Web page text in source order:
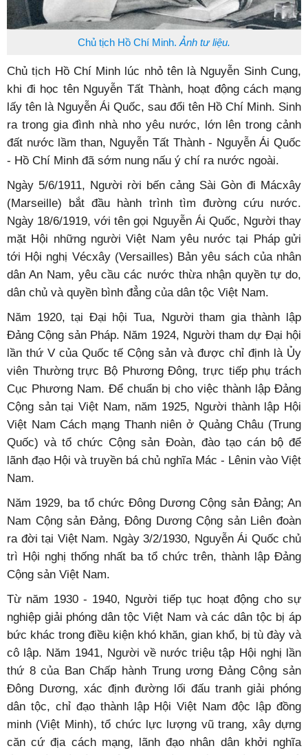
Chủ tịch Hồ Chí Minh. Ảnh tư liệu.
Chủ tịch Hồ Chí Minh lúc nhỏ tên là Nguyễn Sinh Cung,
khi đi học tên Nguyễn Tất Thành, hoạt động cách mạng
lấy tên là Nguyễn Ái Quốc, sau đổi tên Hồ Chí Minh. Sinh
ra trong gia đình nhà nho yêu nước, lớn lên trong cảnh
đất nước lầm than, Nguyễn Tất Thành - Nguyễn Ái Quốc
- Hồ Chí Minh đã sớm nung nấu ý chí ra nước ngoài.
Ngày 5/6/1911, Người rời bến cảng Sài Gòn đi Mácxây
(Marseille) bắt đầu hành trình tìm đường cứu nước.
Ngày 18/6/1919, với tên gọi Nguyễn Ái Quốc, Người thay
mặt Hội những người Việt Nam yêu nước tại Pháp gửi
tới Hội nghị Vécxây (Versailles) Bản yêu sách của nhân
dân An Nam, yêu cầu các nước thừa nhận quyền tự do,
dân chủ và quyền bình đẳng của dân tộc Việt Nam.
Năm 1920, tại Đại hội Tua, Người tham gia thành lập
Đảng Cộng sản Pháp. Năm 1924, Người tham dự Đại hội
lần thứ V của Quốc tế Cộng sản và được chỉ định là Ủy
viên Thường trực Bộ Phương Đông, trực tiếp phụ trách
Cục Phương Nam. Để chuẩn bị cho việc thành lập Đảng
Cộng sản tại Việt Nam, năm 1925, Người thành lập Hội
Việt Nam Cách mạng Thanh niên ở Quảng Châu (Trung
Quốc) và tổ chức Cộng sản Đoàn, đào tạo cán bộ để
lãnh đạo Hội và truyền bá chủ nghĩa Mác - Lênin vào Việt
Nam.
Năm 1929, ba tổ chức Đông Dương Cộng sản Đảng; An
Nam Cộng sản Đảng, Đông Dương Cộng sản Liên đoàn
ra đời tại Việt Nam. Ngày 3/2/1930, Nguyễn Ái Quốc chủ
trì Hội nghị thống nhất ba tổ chức trên, thành lập Đảng
Cộng sản Việt Nam.
Từ năm 1930 - 1940, Người tiếp tục hoạt động cho sự
nghiệp giải phóng dân tộc Việt Nam và các dân tộc bị áp
bức khác trong điều kiện khó khăn, gian khổ, bị tù đày và
cô lập. Năm 1941, Người về nước triệu tập Hội nghị lần
thứ 8 của Ban Chấp hành Trung ương Đảng Cộng sản
Đông Dương, xác định đường lối đấu tranh giải phóng
dân tộc, chỉ đạo thành lập Hội Việt Nam độc lập đồng
minh (Việt Minh), tổ chức lực lượng vũ trang, xây dựng
căn cứ địa cách mạng, lãnh đạo nhân dân khởi nghĩa